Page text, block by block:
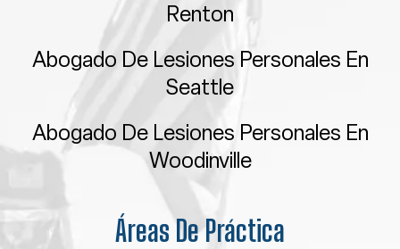
Renton
Abogado De Lesiones Personales En
Seattle
Abogado De Lesiones Personales En
Woodinville
Áreas De Práctica